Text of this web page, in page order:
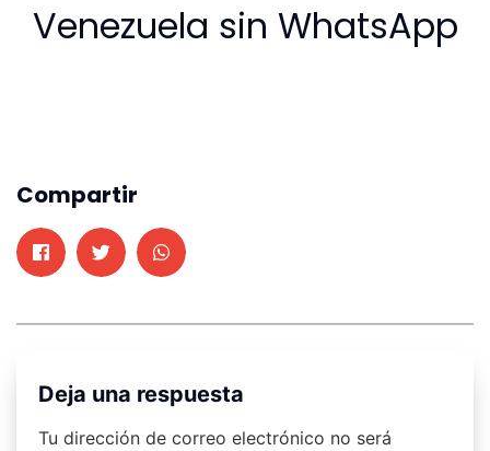
Venezuela sin WhatsApp
Compartir
Deja una respuesta
Tu dirección de correo electrónico no será